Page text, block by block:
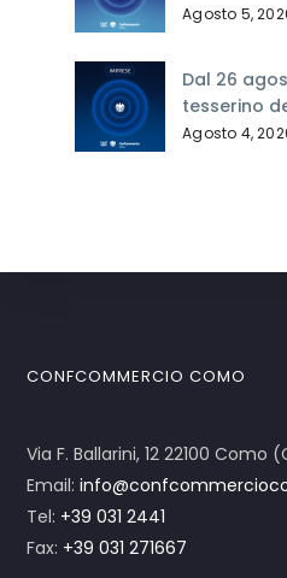
Agosto 5,
Dal 26
tesserino
Agosto 4,
CONFCOMMERCIO COMO
Via F. Ballarini, 12 22100 Como
Email:
Tel: +39 031 2441
Fax: +39 031 271667